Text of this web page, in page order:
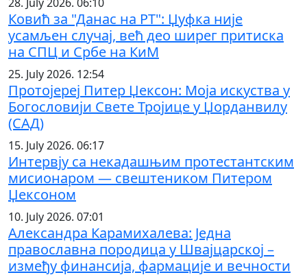
Ковић за "Данас на РТ": Џуфка није
усамљен случај, већ део ширег притиска
на СПЦ и Србе на КиМ
25. July 2026. 12:54
Протојереј Питер Џексон: Моја искуства у
Богословији Свете Тројице у Џорданвилу
(САД)
15. July 2026. 06:17
Интервју са некадашњим протестантским
мисионаром — свештеником Питером
Џексоном
10. July 2026. 07:01
Александра Карамихалева: Једна
православна породица у Швајцарској –
између финансија, фармације и вечности